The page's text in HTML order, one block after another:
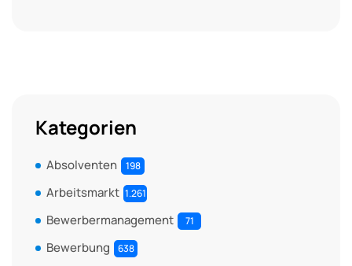
Kategorien
Absolventen 198
Arbeitsmarkt 1.261
Bewerbermanagement 71
Bewerbung 638